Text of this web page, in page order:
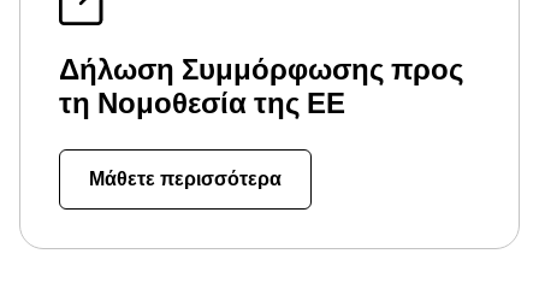
Δήλωση Συμμόρφωσης προς
τη Νομοθεσία της ΕΕ
Μάθετε περισσότερα